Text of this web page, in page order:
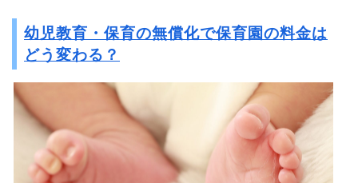
幼児教育・保育の無償化で保育園の料金は
どう変わる？